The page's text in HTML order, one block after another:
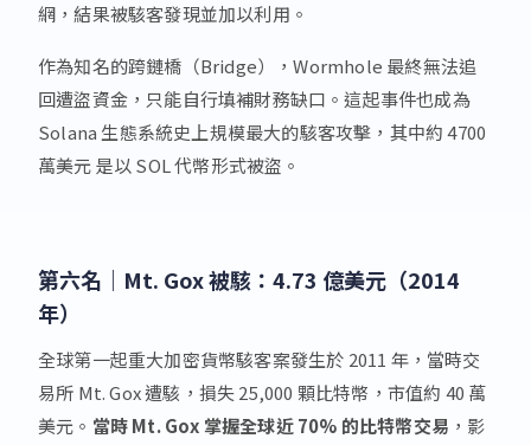
網，結果被駭客發現並加以利用。
作為知名的跨鏈橋（Bridge），Wormhole 最終無法追
回遭盜資金，只能自行填補財務缺口。這起事件也成為
Solana 生態系統史上規模最大的駭客攻擊，其中約 4700
萬美元 是以 SOL 代幣形式被盜。
第六名｜ Mt. Gox 被駭：4.73 億美元（2014
年）
全球第一起重大加密貨幣駭客案發生於 2011 年，當時交
易所 Mt. Gox 遭駭，損失 25,000 顆比特幣，市值約 40 萬
美元。 當時 Mt. Gox 掌握全球近 70% 的比特幣交易 ，影